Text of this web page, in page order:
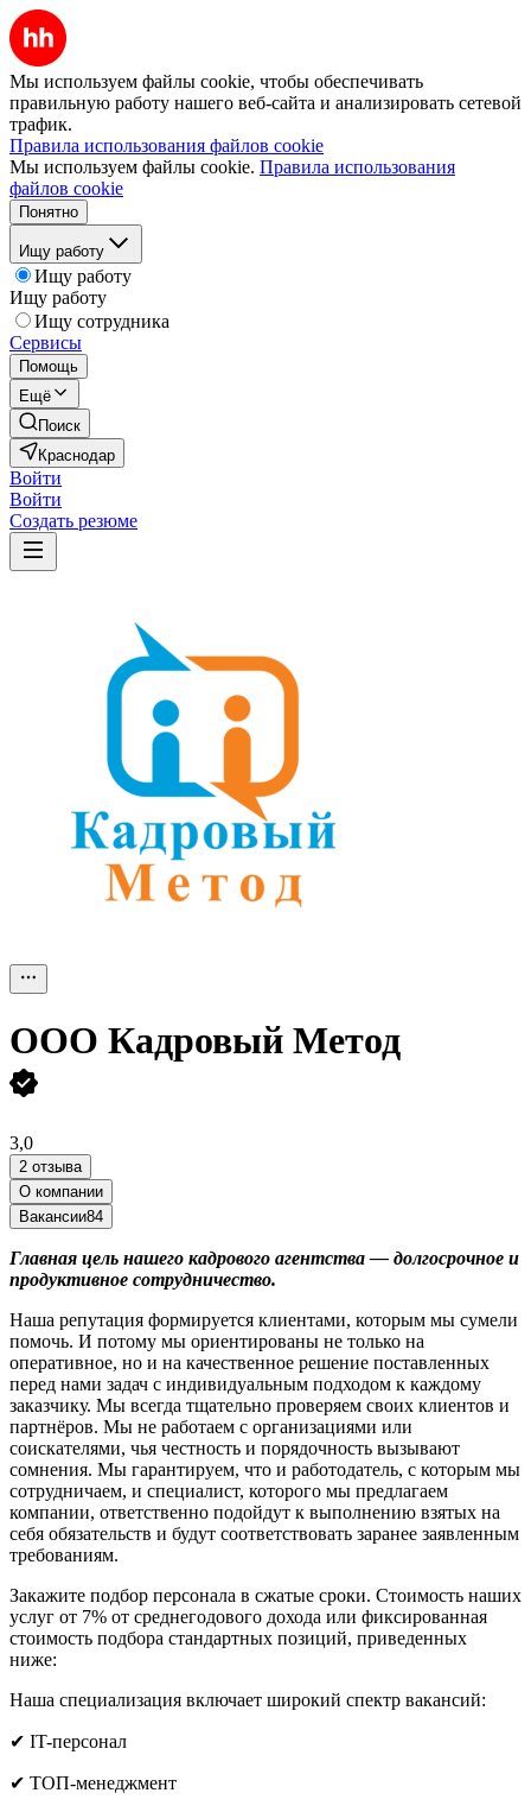
Мы используем файлы cookie, чтобы обеспечивать
правильную работу нашего веб-сайта и анализировать сетевой
трафик.
Правила использования файлов cookie
Мы используем файлы cookie. Правила использования
файлов cookie
Понятно
Ищу работу
Ищу работу
Ищу работу
Ищу сотрудника
Сервисы
Помощь
Ещё
Поиск
Краснодар
Войти
Войти
Создать резюме
ООО Кадровый Метод
3,0
2 отзыва
О компании
Вакансии84
Главная цель нашего кадрового агентства — долгосрочное и
продуктивное сотрудничество.
Наша репутация формируется клиентами, которым мы сумели
помочь. И потому мы ориентированы не только на
оперативное, но и на качественное решение поставленных
перед нами задач с индивидуальным подходом к каждому
заказчику. Мы всегда тщательно проверяем своих клиентов и
партнёров. Мы не работаем с организациями или
соискателями, чья честность и порядочность вызывают
сомнения. Мы гарантируем, что и работодатель, с которым мы
сотрудничаем, и специалист, которого мы предлагаем
компании, ответственно подойдут к выполнению взятых на
себя обязательств и будут соответствовать заранее заявленным
требованиям.
Закажите подбор персонала в сжатые сроки. Стоимость наших
услуг от 7% от среднегодового дохода или фиксированная
стоимость подбора стандартных позиций, приведенных
ниже:
Наша специализация включает широкий спектр вакансий:
✔ IT-персонал
✔ ТОП-менеджмент